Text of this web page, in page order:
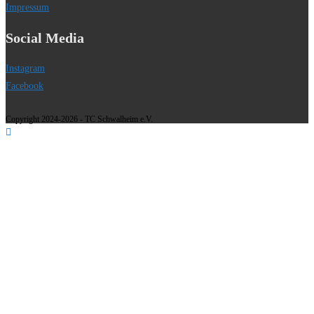
Impressum
Social Media
Instagram
Facebook
Copyright 2024-2026 - TC Schwalheim e.V.